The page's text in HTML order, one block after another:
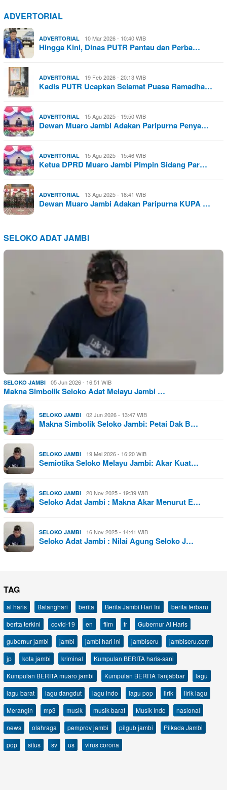
ADVERTORIAL
ADVERTORIAL 10 Mar 2026 - 10:40 WIB
Hingga Kini, Dinas PUTR Pantau dan Perba…
ADVERTORIAL 19 Feb 2026 - 20:13 WIB
Kadis PUTR Ucapkan Selamat Puasa Ramadha…
ADVERTORIAL 15 Agu 2025 - 19:50 WIB
Dewan Muaro Jambi Adakan Paripurna Penya…
ADVERTORIAL 15 Agu 2025 - 15:46 WIB
Ketua DPRD Muaro Jambi Pimpin Sidang Par…
ADVERTORIAL 13 Agu 2025 - 18:41 WIB
Dewan Muaro Jambi Adakan Paripurna KUPA …
SELOKO ADAT JAMBI
SELOKO JAMBI 05 Jun 2026 - 16:51 WIB
Makna Simbolik Seloko Adat Melayu Jambi …
SELOKO JAMBI 02 Jun 2026 - 13:47 WIB
Makna Simbolik Seloko Jambi: Petai Dak B…
SELOKO JAMBI 19 Mei 2026 - 16:20 WIB
Semiotika Seloko Melayu Jambi: Akar Kuat…
SELOKO JAMBI 20 Nov 2025 - 19:39 WIB
Seloko Adat Jambi : Makna Akar Menurut E…
SELOKO JAMBI 16 Nov 2025 - 14:41 WIB
Seloko Adat Jambi : Nilai Agung Seloko J…
TAG
al haris Batanghari berita Berita Jambi Hari Ini
berita terbaru
berita terkini
covid-19 en film fr
Gubernur Al Haris
gubernur jambi
jambi jambi hari ini jambiseru
jambiseru.com
jp
kota jambi kriminal
Kumpulan BERITA haris-sani
Kumpulan BERITA muaro jambi
Kumpulan BERITA Tanjabbar
lagu
lagu barat
lagu dangdut lagu indo lagu pop lirik
lirik lagu
Merangin
mp3 musik musik barat Musik Indo
nasional
news
olahraga pemprov jambi pilgub jambi
Pilkada Jambi
pop
situs sv us virus corona